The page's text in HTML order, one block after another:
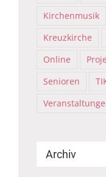
Kirchenmusik
Kreuzkirche
Online
Senioren
Archiv